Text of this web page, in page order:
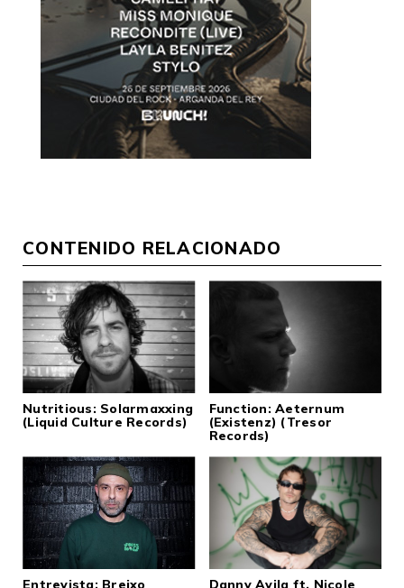
CONTENIDO RELACIONADO
Nutritious: Solarmaxxing
(Liquid Culture Records)
Function: Aeternum
(Existenz) (Tresor
Records)
Entrevista: Breixo Danny Avila ft. Nicole